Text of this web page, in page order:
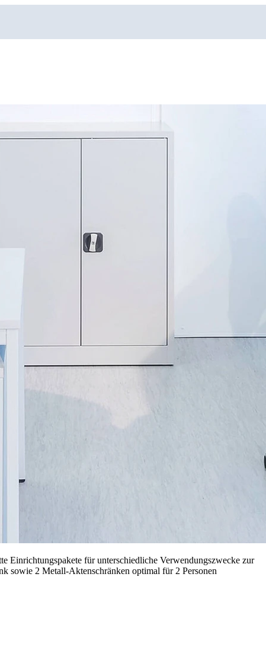
Einrichtungspakete für unterschiedliche Verwendungszwecke zur
sowie 2 Metall-Aktenschränken optimal für 2 Personen